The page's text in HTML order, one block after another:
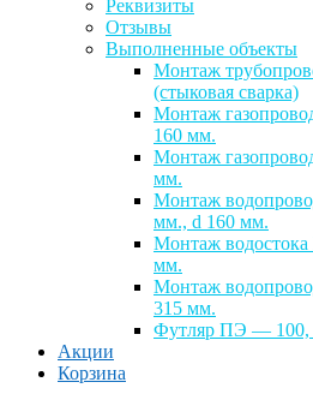
Реквизиты
Отзывы
Выполненные объекты
Монтаж
(стыковая сварка)
Монтаж
160 мм.
Монтаж
мм.
Монтаж
мм., d 160 мм.
Монтаж
мм.
Монтаж
315 мм.
Футляр ПЭ — 100,
Акции
Корзина